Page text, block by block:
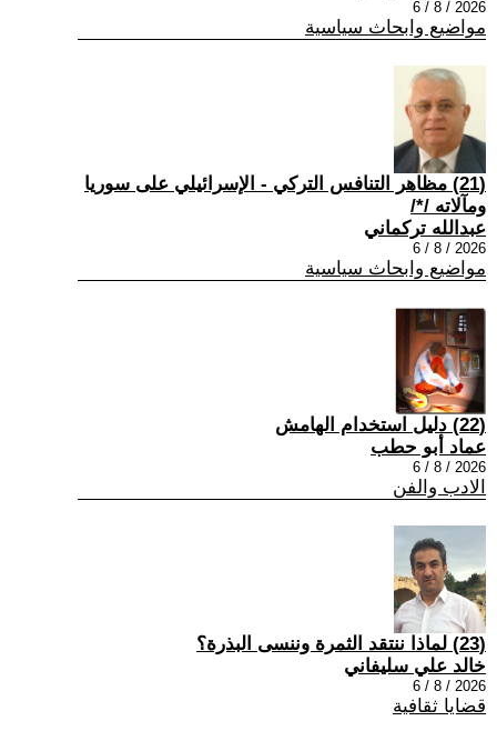
2026 / 8 / 6
مواضيع وابحاث سياسية
(21) مظاهر التنافس التركي - الإسرائيلي على سوريا
ومآلاته /*/
عبدالله تركماني
2026 / 8 / 6
مواضيع وابحاث سياسية
(22) دليل استخدام الهامش
عماد أبو حطب
2026 / 8 / 6
الادب والفن
(23) لماذا ننتقد الثمرة وننسى البذرة؟
خالد علي سليفاني
2026 / 8 / 6
قضايا ثقافية